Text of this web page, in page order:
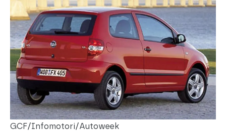
GCF/Infomotori/Autoweek